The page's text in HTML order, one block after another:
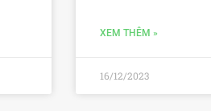
XEM THÊM »
16/12/2023